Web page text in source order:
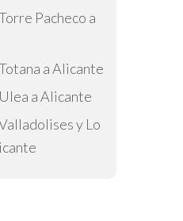
Pacheco a
a Alicante
a Alicante
y Lo